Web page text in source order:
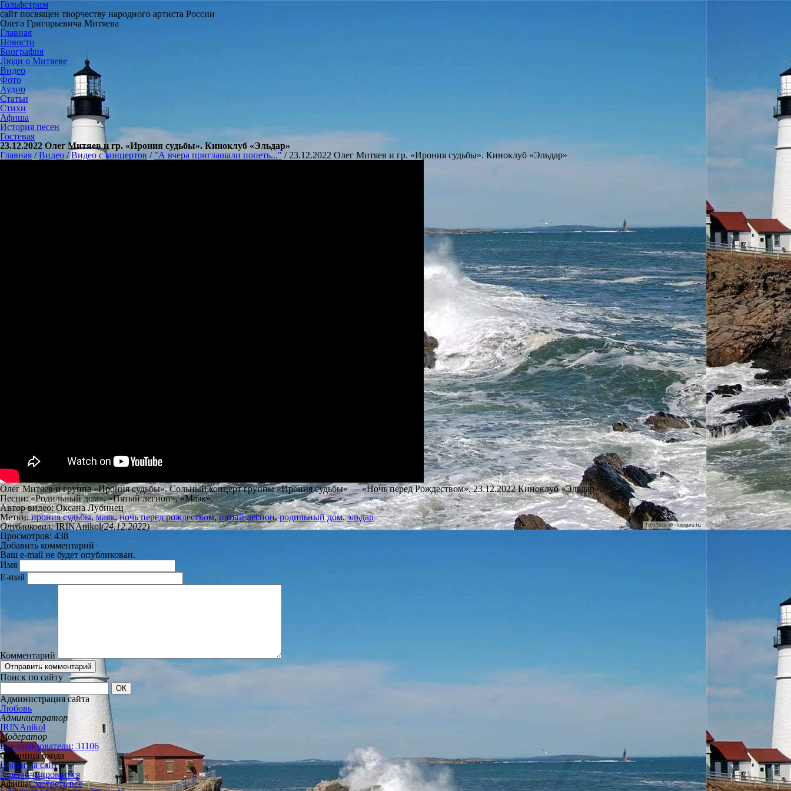
Гольфстрим
сайт посвящен творчеству народного артиста России
Олега Григорьевича Митяева
Главная
Новости
Биография
Люди о Митяеве
Видео
Фото
Аудио
Статьи
Стихи
Афиша
История песен
Гостевая
23.12.2022 Олег Митяев и гр. «Ирония судьбы». Киноклуб «Эльдар»
Главная /Видео /Видео с концертов / "А вчера приглашали попеть..." / 23.12.2022 Олег Митяев и гр. «Ирония судьбы». Киноклуб «Эльдар»
Олег Митяев и группа «Ирония судьбы». Сольный концерт группы «Ирония судьбы» — «Ночь перед Рождеством». 23.12.2022 Киноклуб «Эльдар».
Песни: «Родильный дом», «Пятый легион», «Маяк».
Автор видео: Оксана Лубинец
Метки:ирония судьбы,маяк,ночь перед рождеством,пятый легион,родильный дом,эльдар
Опубликовал:IRINAnikol(24.12.2022)
Просмотров: 438
Добавить комментарий
Ваш e-mail не будет опубликован.
Имя
E-mail
Комментарий
Поиск по сайту
Администрация сайта
Любовь
Администратор
IRINAnikol
Модератор
Все пользователи: 31106
Страница входа
Войти на сайт
Зарегистрироваться
АфишаСмотреть все